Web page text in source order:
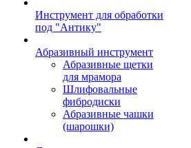
Инструмент для обработки
под "Антику"
Абразивный инструмент
Абразивные щетки
для мрамора
Шлифовальные
фибродиски
Абразивные чашки
(шарошки)